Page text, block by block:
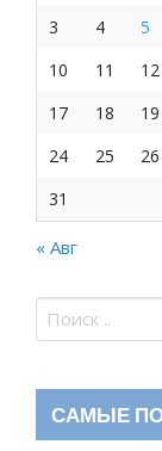
3
4 5
10
11 12
17
18 19
24
25 26
31
« Авг
САМЫЕ